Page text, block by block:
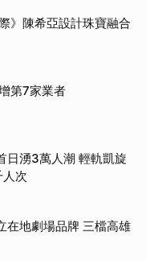
》陳希亞設計珠寶融合
第7家業者
日湧3萬人潮 輕軌凱旋
次
在地劇場品牌 三檔高雄